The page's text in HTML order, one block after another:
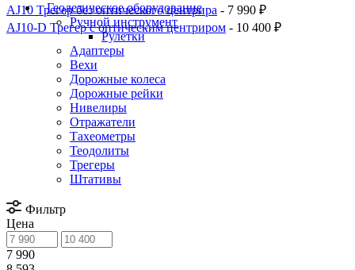
AJ10 Трегер без оптического центрира - 7 990 ₽
AJ10-D Трегер с оптическим центриром - 10 400 ₽
Геодезическое оборудование
Ручной инструмент
Рулетки
Адаптеры
Вехи
Дорожные колеса
Дорожные рейки
Нивелиры
Отражатели
Тахеометры
Теодолиты
Трегеры
Штативы
Фильтр
Цена
7 990